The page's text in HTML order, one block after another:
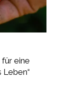
eine